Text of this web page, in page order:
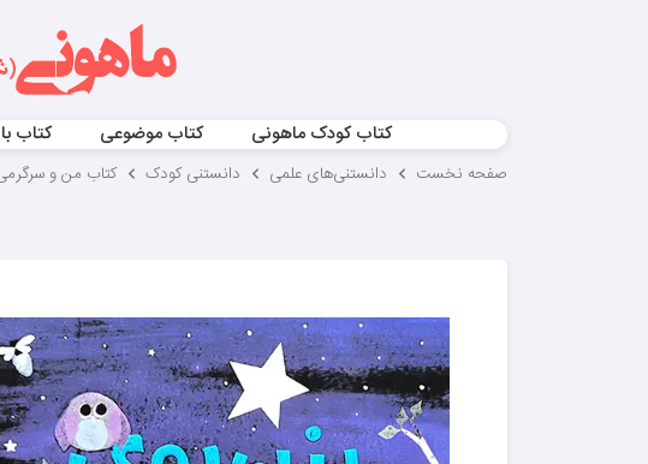
کتاب کودک ماهونی کتاب موضوعی کتاب
صفحه نخست دانستنی‌های علمی دانستنی کودک کتاب من و